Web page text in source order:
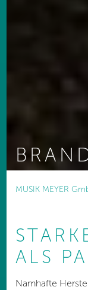
MUSIK MEYER
ALS
Namhafte